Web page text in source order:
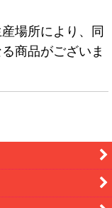
場所により、同
商品がございま